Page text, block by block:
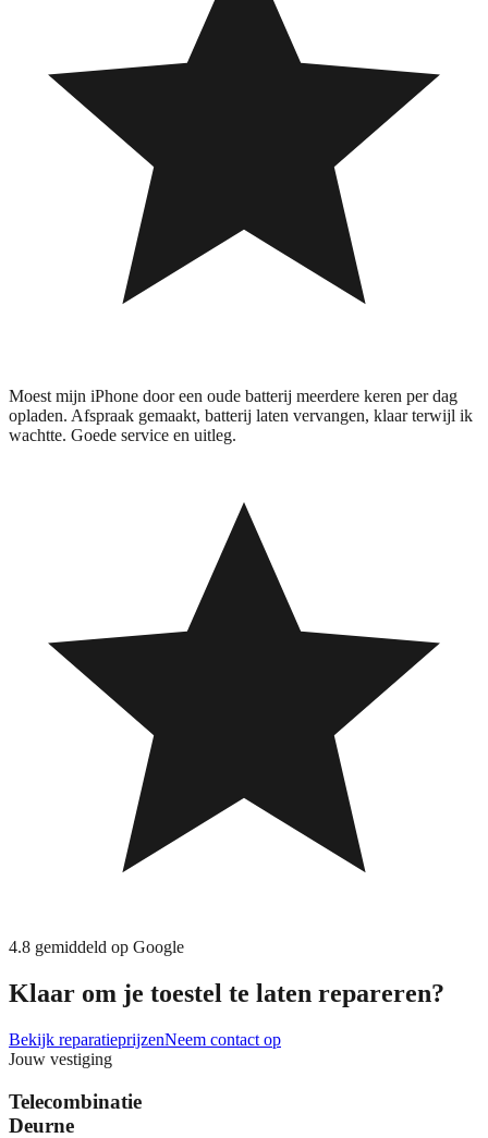
Moest mijn iPhone door een oude batterij meerdere keren per dag
opladen. Afspraak gemaakt, batterij laten vervangen, klaar terwijl ik
wachtte. Goede service en uitleg.
4.8 gemiddeld op Google
Klaar om je toestel te laten repareren?
Bekijk reparatieprijzenNeem contact op
Jouw vestiging
Telecombinatie
Deurne